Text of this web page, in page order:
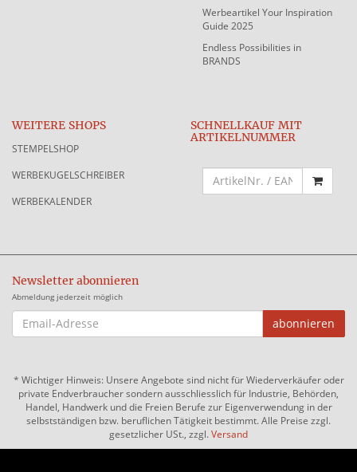
Werbeartikel Your Inspiration
Guide 2025
Endless Possibilities in
BRANDS
WEITERE SHOPS
STEMPELSHOP
WERBEKUGELSCHREIBER
WERBEKALENDER
SCHNELLKAUF MIT
ARTIKELNUMMER
Newsletter abonnieren
Abmeldung jederzeit möglich
EMAIL-
ADRESSE
abonnieren
* Wichtiger Hinweis: Unsere Angebote sind nicht für Wiederverkäufer oder
private Endverbraucher sondern ausschliesslich für Industrie, Behörden,
Handel, Handwerk und die Freien Berufe zur Eigenverwendung in der
selbstständigen bzw. beruflichen Tätigkeit bestimmt. Alle Preise zzgl.
gesetzlicher USt., zzgl.Versand